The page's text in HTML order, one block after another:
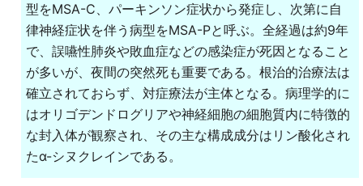
型をMSA-C、パーキンソン症状から発症し、次第に自
律神経症状を伴う病型をMSA-Pと呼ぶ。全経過は約9年
で、誤嚥性肺炎や敗血症などの感染症が死因となること
が多いが、夜間の突然死も重要である。根治的治療法は
確立されておらず、対症療法が主体となる。病理学的に
はオリゴデンドログリアや神経細胞の細胞質内に特徴的
な封入体が観察され、その主な構成成分はリン酸化され
たα-シヌクレインである。